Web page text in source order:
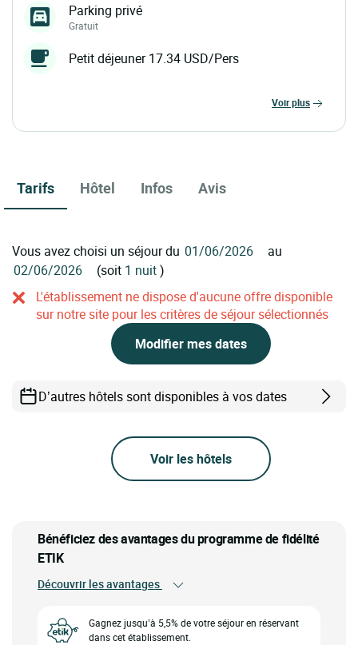
Parking privé
Gratuit
Petit déjeuner 17.34 USD/Pers
voir plus
Tarifs Hôtel Infos Avis
Vous avez choisi un séjour du
au
(soit 1 nuit)
L'établissement ne dispose d'aucune offre disponible
sur notre site pour les critères de séjour sélectionnés
Modifier mes dates
D’autres hôtels sont disponibles à vos dates
Voir les hôtels
Bénéficiez des avantages du programme de fidélité
ETIK
Découvrir les avantages
Gagnez jusqu’à 5,5% de votre séjour en réservant
dans cet établissement.